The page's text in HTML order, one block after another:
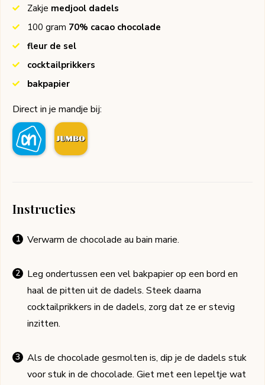
Zakje medjool dadels
100 gram 70% cacao chocolade
fleur de sel
cocktailprikkers
bakpapier
Direct in je mandje bij:
Instructies
Verwarm de chocolade au bain marie.
Leg ondertussen een vel bakpapier op een bord en
haal de pitten uit de dadels. Steek daarna
cocktailprikkers in de dadels, zorg dat ze er stevig
inzitten.
Als de chocolade gesmolten is, dip je de dadels stuk
voor stuk in de chocolade. Giet met een lepeltje wat